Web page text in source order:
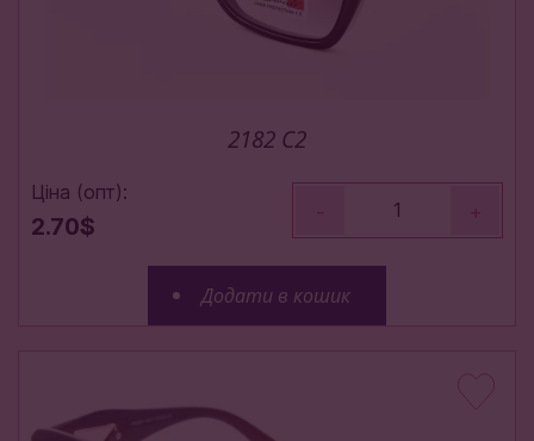
2182 C2
Ціна (опт):
2.70$
- +
Додати в кошик